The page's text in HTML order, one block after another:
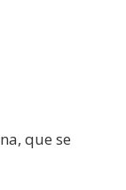
que se